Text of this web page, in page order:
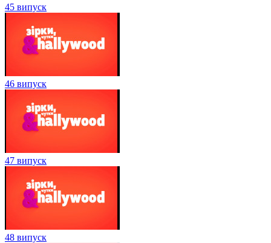
45 випуск
46 випуск
47 випуск
48 випуск